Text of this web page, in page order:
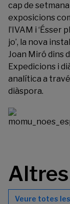
cap de
exposicions
l’ IVAM i ‘Ésser
jo’, la nova
Joan Miró dins
Expedicions i
analítica a
diàspora.
Veure totes